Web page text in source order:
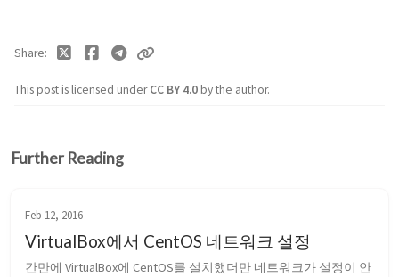
This post is licensed underCC BY 4.0by the author.
Share
Further Reading
Feb 12, 2016
VirtualBox에서 CentOS 네트워크 설정
간만에 VirtualBox에 CentOS를 설치했더만 네트워크가 설정이 안